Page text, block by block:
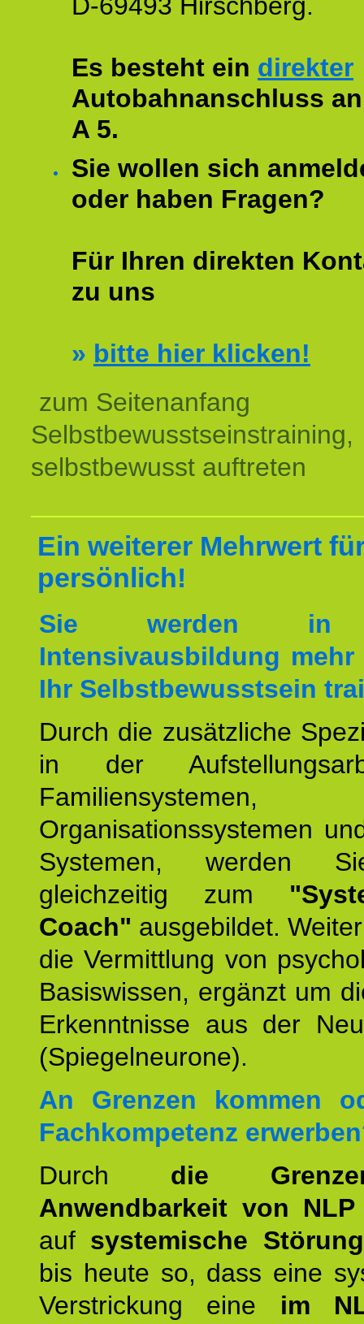
Es besteht ein direkter
Autobahnanschluss
A 5.
Sie wollen sich
oder haben Fragen?
Für Ihren direkten
zu uns
» bitte hier klicken!
zum Seitenanfang
Selbstbewusstseinstraining,
selbstbewusst auftreten
Ein weiterer Mehrwert
persönlich!
Sie werden in
Intensivausbildung
Ihr Selbstbewusstsein
Durch die zusätzliche
in der
Familiensystemen,
Organisationssystemen
Systemen, werden
gleichzeitig zum
Coach" ausgebildet.
die Vermittlung von
Basiswissen, ergänzt um
Erkenntnisse aus der
(Spiegelneurone).
An Grenzen kommen
Fachkompetenz
Durch die
Anwendbarkeit von NLP
auf systemische
bis heute so, dass eine
Verstrickung eine im